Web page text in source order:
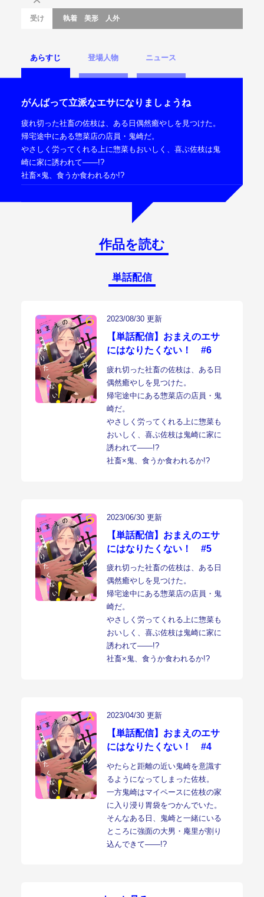
受け 執着 美形 人外
あらすじ 登場人物 ニュース
がんばって立派なエサになりましょうね
疲れ切った社畜の佐枝は、ある日偶然癒やしを見つけた。
帰宅途中にある惣菜店の店員・鬼崎だ。
やさしく労ってくれる上に惣菜もおいしく、喜ぶ佐枝は鬼
崎に家に誘われて――!?
社畜×鬼、食うか食われるか!?
作品を読む
単話配信
2023/08/30 更新
【単話配信】おまえのエサ
にはなりたくない！ #6
疲れ切った社畜の佐枝は、ある日
偶然癒やしを見つけた。
帰宅途中にある惣菜店の店員・鬼
崎だ。
やさしく労ってくれる上に惣菜も
おいしく、喜ぶ佐枝は鬼崎に家に
誘われて――!?
社畜×鬼、食うか食われるか!?
2023/06/30 更新
【単話配信】おまえのエサ
にはなりたくない！ #5
疲れ切った社畜の佐枝は、ある日
偶然癒やしを見つけた。
帰宅途中にある惣菜店の店員・鬼
崎だ。
やさしく労ってくれる上に惣菜も
おいしく、喜ぶ佐枝は鬼崎に家に
誘われて――!?
社畜×鬼、食うか食われるか!?
2023/04/30 更新
【単話配信】おまえのエサ
にはなりたくない！ #4
やたらと距離の近い鬼崎を意識す
るようになってしまった佐枝。
一方鬼崎はマイペースに佐枝の家
に入り浸り胃袋をつかんでいた。
そんなある日、鬼崎と一緒にいる
ところに強面の大男・庵里が割り
込んできて――!?